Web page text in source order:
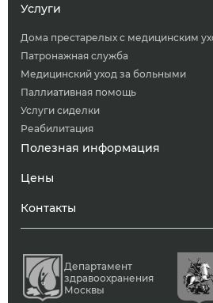
Услуги
Дома престарелых с медицинским
Патронажная служба
Медицинский уход за больными
Паллиативная помощь
Услуги сиделки
Реабилитация
Полезная информация
Цены
Контакты
Департамент
здравоохранения
Москвы